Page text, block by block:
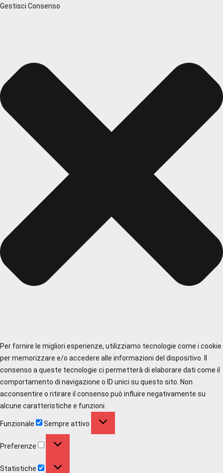
Gestisci Consenso
Per fornire le migliori esperienze, utilizziamo tecnologie come i cookie
per memorizzare e/o accedere alle informazioni del dispositivo. Il
consenso a queste tecnologie ci permetterà di elaborare dati come il
comportamento di navigazione o ID unici su questo sito. Non
acconsentire o ritirare il consenso può influire negativamente su
alcune caratteristiche e funzioni.
Funzionale Sempre attivo
Preferenze
Statistiche